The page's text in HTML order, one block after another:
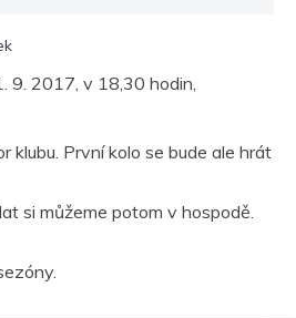
9. 2017, v 18,30 hodin,
klubu. První kolo se bude ale hrát
si můžeme potom v hospodě.